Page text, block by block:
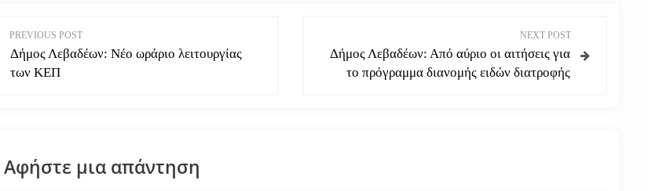
PREVIOUS POST
Δήμος Λεβαδέων: Νέο ωράριο λειτουργίας
των ΚΕΠ
NEXT POST
Δήμος Λεβαδέων: Από αύριο οι αιτήσεις για
το πρόγραμμα διανομής ειδών διατροφής
Αφήστε μια απάντηση